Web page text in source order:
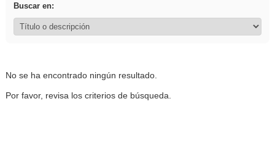
Buscar en:
No se ha encontrado ningún resultado.
Por favor, revisa los criterios de búsqueda.